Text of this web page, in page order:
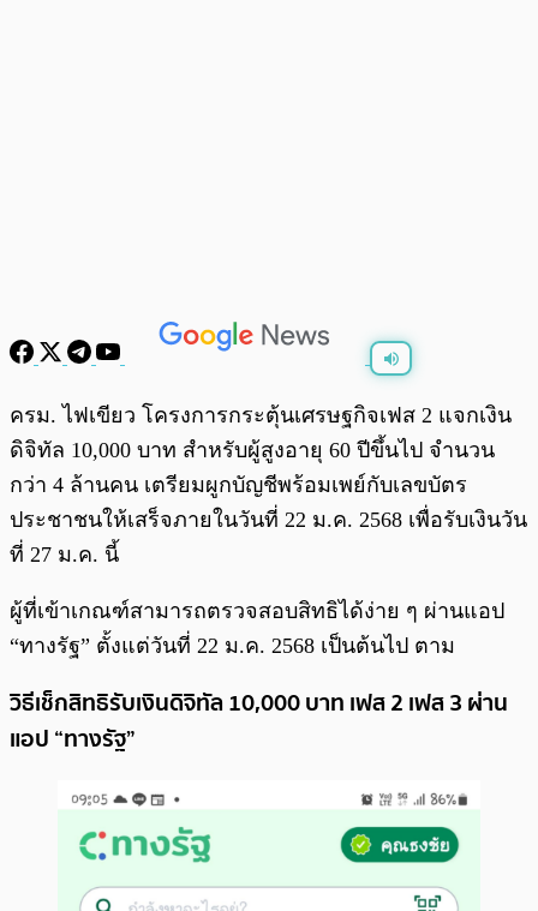
พร้อมเล่น
ครม. ไฟเขียว โครงการกระตุ้นเศรษฐกิจเฟส 2 แจกเงิน
ดิจิทัล 10,000 บาท สำหรับผู้สูงอายุ 60 ปีขึ้นไป จำนวน
กว่า 4 ล้านคน เตรียมผูกบัญชีพร้อมเพย์กับเลขบัตร
ประชาชนให้เสร็จภายในวันที่ 22 ม.ค. 2568 เพื่อรับเงินวัน
ที่ 27 ม.ค. นี้
ผู้ที่เข้าเกณฑ์สามารถตรวจสอบสิทธิได้ง่าย ๆ ผ่านแอป
“ทางรัฐ” ตั้งแต่วันที่ 22 ม.ค. 2568 เป็นต้นไป ตาม
วิธีเช็กสิทธิรับเงินดิจิทัล 10,000 บาท เฟส 2 เฟส 3 ผ่าน
แอป “ทางรัฐ”